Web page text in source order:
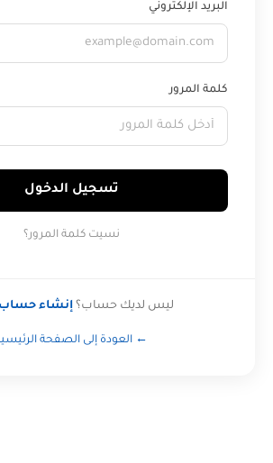
البريد الإلكتروني
كلمة المرور
تسجيل الدخول
نسيت كلمة المرور؟
ليس لديك حساب؟إنشاء حساب
← العودة إلى الصفحة